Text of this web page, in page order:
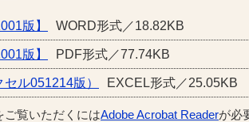
版】 WORD形式／18.82KB
版】 PDF形式／77.74KB
ル051214版） EXCEL形式／25.05KB
ご覧いただくにはAdobe Acrobat Readerが必